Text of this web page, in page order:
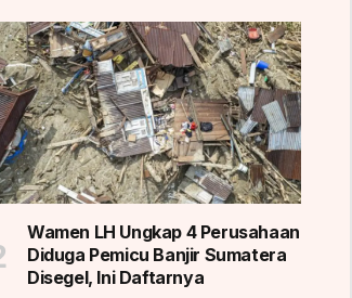
Wamen LH Ungkap 4 Perusahaan
Diduga Pemicu Banjir Sumatera
Disegel, Ini Daftarnya